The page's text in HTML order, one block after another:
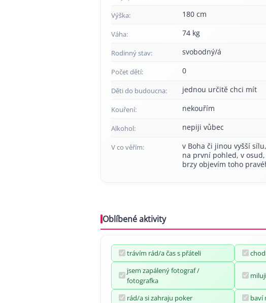
Výška: 180 cm
Váha: 74 kg
Rodinný stav: svobodný/á
Počet dětí: 0
Děti do budoucna: jednou určitě chci mít
Kouření: nekouřím
Alkohol: nepiji vůbec
V co věřím:
v Boha či jinou vyšší
na první pohled, v
brzy objevím toho
Oblíbené aktivity
trávím rád/a čas s přáteli
jsem zapálený fotograf /
fotografka
rád/a si zahraju poker
baví